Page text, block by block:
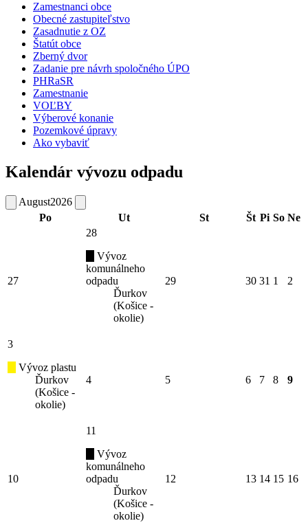
Zamestnanci obce
Obecné zastupiteľstvo
Zasadnutie z OZ
Štatút obce
Zberný dvor
Zadanie pre návrh spoločného ÚPO
PHRaSR
Zamestnanie
VOĽBY
Výberové konanie
Pozemkové úpravy
Ako vybaviť
Kalendár vývozu odpadu
August2026
Po
Ut St Št Pi So Ne
27
28
Vývoz
komunálneho
odpadu
Ďurkov
(Košice -
okolie)
29 30 31 1 2
3
Vývoz plastu
Ďurkov
(Košice -
okolie)
4 5 6 7 8 9
10
11
Vývoz
komunálneho
odpadu
Ďurkov
(Košice -
okolie)
12 13 14 15 16